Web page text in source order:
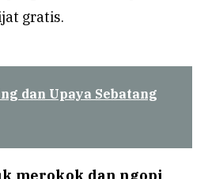
gratis.
dan Upaya Sebatang
merokok dan ngopi